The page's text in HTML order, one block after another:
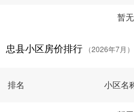
暂
忠县小区房价排行 （2026年7月）
排名 小区名